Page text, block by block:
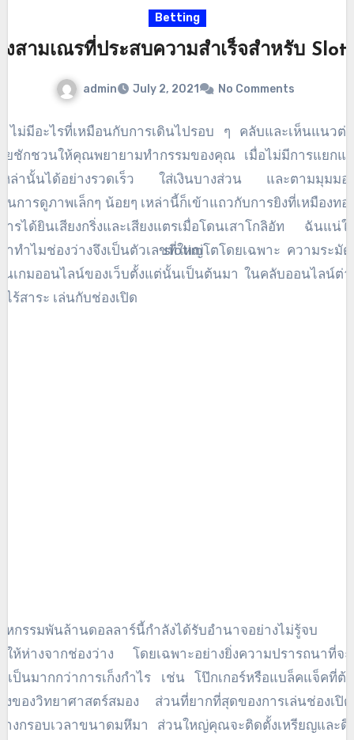
การเดิมพันจำนวนมากพวกเขาอาจถูกล่อลวงให้พยายามทำ
แม้แต่คนที่อยู่ในปัจจุบันที่เข้าร่วม
มักจะล้มลงอย่างไม่ต้องสงสัย
ก็ขอให้สนุกไปกับความคาด
หวังมากขึ้น ซึ่งในขณะเดียวกันก็อาจมีความเสี่ยงที่จะประสบ
ความสำเร็จ
Betting
สามเณรที่ประสบความสำเร็จสำหรับ
admin July 2, 2021 No Comments
ม ไม่มีอะไรที่เหมือนกับการเดินไปรอบ ๆ คลับและเห็นแนวต่
ายชักชวนให้คุณพยายามทำกรรมของคุณ เมื่อไม่มีการแยกแย
เหล่านั้นได้อย่างรวดเร็ว ใส่เงินบางส่วน และตามมุมมอ
นการดูภาพเล็กๆ น้อยๆ เหล่านี้ก็เข้าแถวกับการยิงที่เหมืองท
ารได้ยินเสียงกริ่งและเสียงแตรเมื่อโดนเสาโกลิอัท ฉันแน่ใ
ทำไมช่องว่างจึงเป็นตัวเลขที่ใหญ่โตโดยเฉพาะ ความระมั
นเกมออนไลน์ของเว็บตั้งแต่นั้นเป็นต้นมา ในคลับออนไลน์ต่
ร้สาระ เล่นกับช่องเปิด
าหกรรมพันล้านดอลลาร์นี้กำลังได้รับอำนาจอย่างไม่รู้จ
ให้ห่างจากช่องว่าง โดยเฉพาะอย่างยิ่งความปรารถนาที่จ
เป็นมากกว่าการเก็งกำไร เช่น โป๊กเกอร์หรือแบล็คแจ็คที่ต้
ของวิทยาศาสตร์สมอง ส่วนที่ยากที่สุดของการเล่นช่องเปิ
างกรอบเวลาขนาดมหึมา ส่วนใหญ่คุณจะติดตั้งเหรียญและ